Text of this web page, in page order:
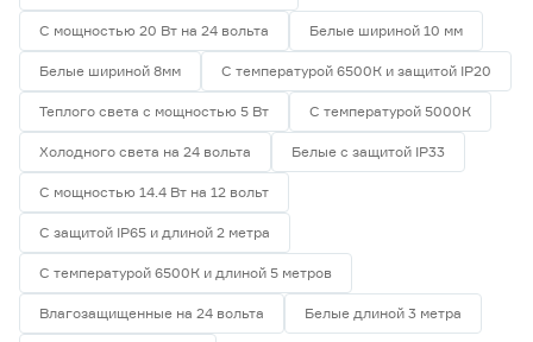
С мощностью 20 Вт на 24 вольта Белые шириной 10 мм
Белые шириной 8мм С температурой 6500К и защитой IP20
Теплого света с мощностью 5 Вт С температурой 5000К
Холодного света на 24 вольта Белые с защитой IP33
С мощностью 14.4 Вт на 12 вольт
С защитой IP65 и длиной 2 метра
С температурой 6500К и длиной 5 метров
Влагозащищенные на 24 вольта Белые длиной 3 метра